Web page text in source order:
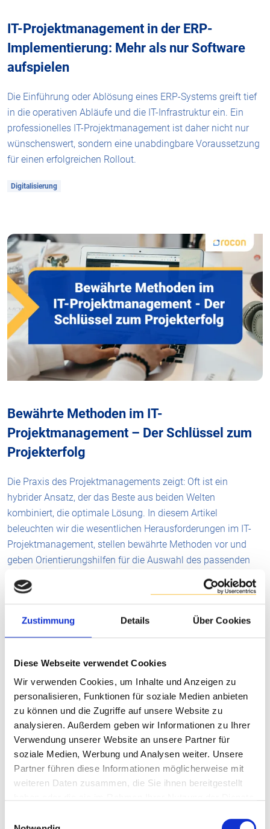
Zustimmung Details Über Cookies
Diese Webseite verwendet Cookies
Wir verwenden Cookies, um Inhalte und Anzeigen zu
personalisieren, Funktionen für soziale Medien anbieten
zu können und die Zugriffe auf unsere Website zu
analysieren. Außerdem geben wir Informationen zu Ihrer
Verwendung unserer Website an unsere Partner für
soziale Medien, Werbung und Analysen weiter. Unsere
Partner führen diese Informationen möglicherweise mit
weiteren Daten zusammen, die Sie ihnen bereitgestellt
IT-Projektmanagement in der ERP-
Implementierung: Mehr als nur Software
aufspielen
Die Einführung oder Ablösung eines ERP-Systems greift tief
in die operativen Abläufe und die IT-Infrastruktur ein. Ein
professionelles IT-Projektmanagement ist daher nicht nur
wünschenswert, sondern eine unabdingbare Voraussetzung
für einen erfolgreichen Rollout.
Digitalisierung
Bewährte Methoden im IT-
Projektmanagement – Der Schlüssel zum
Projekterfolg
Die Praxis des Projektmanagements zeigt: Oft ist ein
hybrider Ansatz, der das Beste aus beiden Welten
kombiniert, die optimale Lösung. In diesem Artikel
beleuchten wir die wesentlichen Herausforderungen im IT-
Projektmanagement, stellen bewährte Methoden vor und
geben Orientierungshilfen für die Auswahl des passenden
Digitalisierung